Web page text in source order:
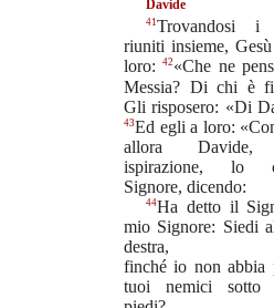
Davide
41Trovandosi i
riuniti insieme,
loro:42 «Che ne
Messia? Di chi è
Gli risposero: «Di
43Ed egli a loro:
allora Davide,
ispirazione, lo
Signore, dicendo:
44Ha detto il
mio Signore: Siedi
destra,
finché io non abbia
tuoi nemici